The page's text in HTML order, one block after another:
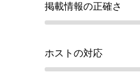
掲載情報の正確さ
ホストの対応